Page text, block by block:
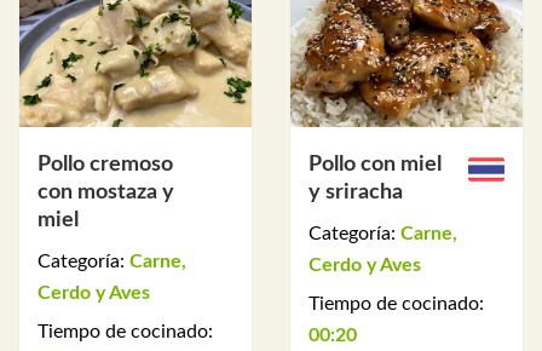
Pollo cremoso
con mostaza y
miel
Categoría: Carne,
Cerdo y Aves
Tiempo de cocinado:
Pollo con miel
y sriracha
Categoría: Carne,
Cerdo y Aves
Tiempo de cocinado:
00:20